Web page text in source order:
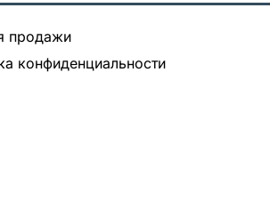
продажи
конфиденциальности